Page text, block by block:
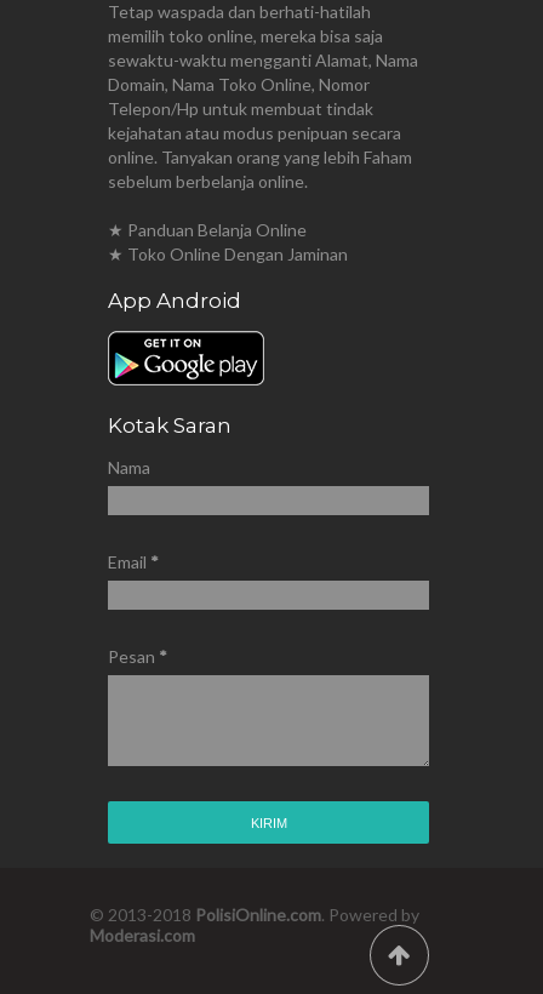
Tetap waspada dan berhati-hatilah
memilih toko online, mereka bisa saja
sewaktu-waktu mengganti Alamat, Nama
Domain, Nama Toko Online, Nomor
Telepon/Hp untuk membuat tindak
kejahatan atau modus penipuan secara
online. Tanyakan orang yang lebih Faham
sebelum berbelanja online.
★ Panduan Belanja Online
★ Toko Online Dengan Jaminan
App Android
Kotak Saran
Nama
Email *
Pesan *
© 2013-2018 PolisiOnline.com. Powered by
Moderasi.com